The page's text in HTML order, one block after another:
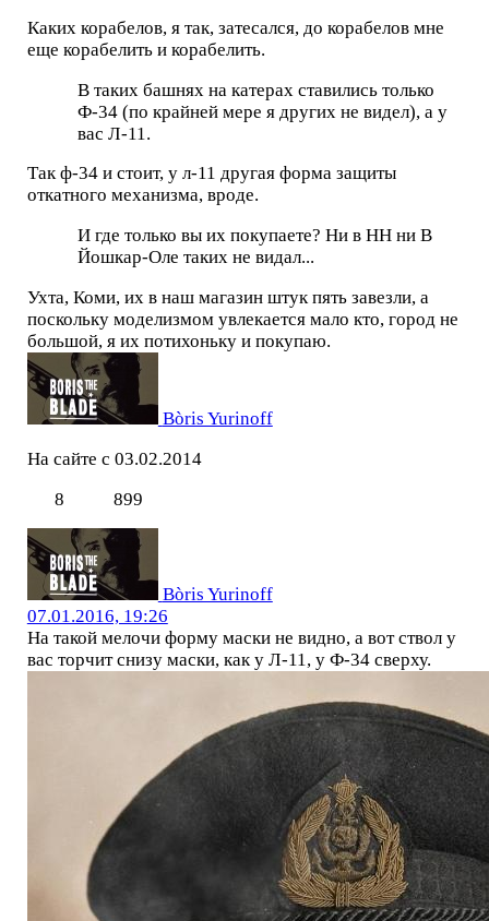
Каких корабелов, я так, затесался, до корабелов мне
еще корабелить и корабелить.
В таких башнях на катерах ставились только
Ф-34 (по крайней мере я других не видел), а у
вас Л-11.
Так ф-34 и стоит, у л-11 другая форма защиты
откатного механизма, вроде.
И где только вы их покупаете? Ни в НН ни В
Йошкар-Оле таких не видал...
Ухта, Коми, их в наш магазин штук пять завезли, а
поскольку моделизмом увлекается мало кто, город не
большой, я их потихоньку и покупаю.
Bòris Yurinoff
На сайте с 03.02.2014
8
899
Bòris Yurinoff
07.01.2016, 19:26
На такой мелочи форму маски не видно, а вот ствол у
вас торчит снизу маски, как у Л-11, у Ф-34 сверху.